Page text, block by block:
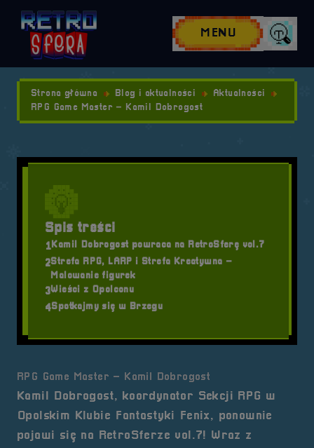
Przejdź do nawigacji
Przejdź do treści
Przejdź do stopki
MENU
Strona główna Blog i aktualności
Aktualności
RPG Game Master – Kamil Dobrogost
RPG Game Master – Kamil Dobrogost
Kamil Dobrogost, koordynator Sekcji RPG w
Opolskim Klubie Fantastyki Fenix, ponownie
pojawi się na RetroSferze vol.7! Wraz z
Spis treści
1Kamil Dobrogost powraca na RetroSferę vol.7
2Strefa RPG, LARP i Strefa Kreatywna –
Malowanie figurek
3Wieści z Opolconu
4Spotkajmy się w Brzegu